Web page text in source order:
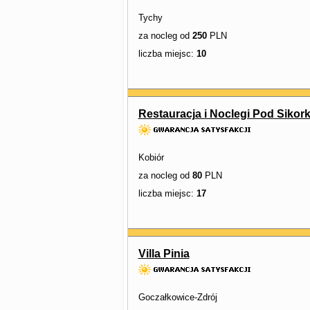
Tychy
za nocleg od 250PLN
liczba miejsc: 10
Restauracja i Noclegi Pod
Kobiór
za nocleg od 80PLN
liczba miejsc: 17
Villa Pinia
Goczałkowice-Zdrój